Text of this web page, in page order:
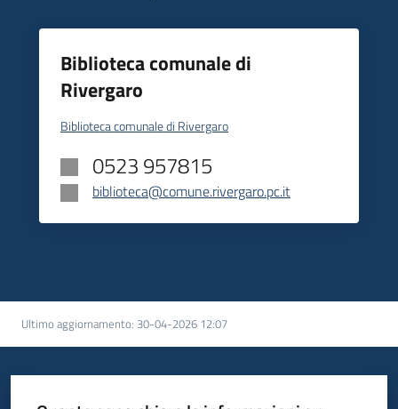
Seguici
Biblioteca comunale di
Rivergaro
Biblioteca comunale di Rivergaro
0523 957815
biblioteca@comune.rivergaro.pc.it
Ultimo aggiornamento: 30-04-2026 12:07